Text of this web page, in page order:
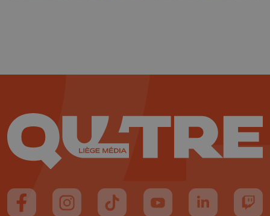
Suivez-nous sur FaceBook
Suivez-nous sur Instagram
Suivez-nous sur TikTok
Suivez-nous sur YouTube
Suivez-nous